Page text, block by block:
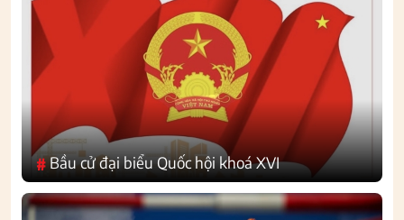
#Bầu cử đại biểu Quốc hội khoá XVI